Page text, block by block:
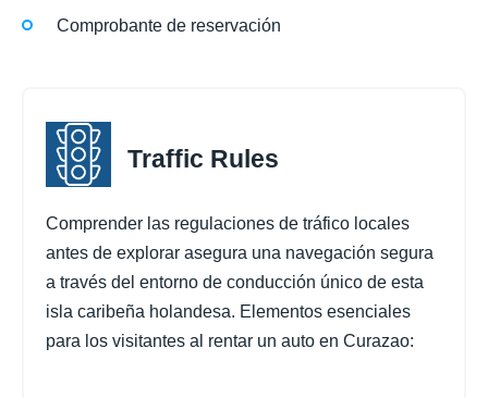
Comprobante de reservación
Traffic Rules
Comprender las regulaciones de tráfico locales
antes de explorar asegura una navegación segura
a través del entorno de conducción único de esta
isla caribeña holandesa. Elementos esenciales
para los visitantes al rentar un auto en Curazao: